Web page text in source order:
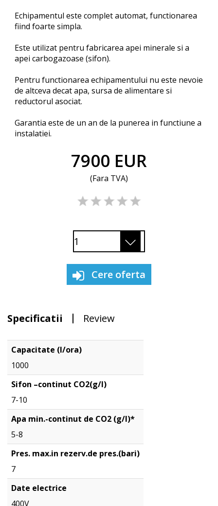
Echipamentul este complet automat, functionarea
fiind foarte simpla.
Este utilizat pentru fabricarea apei minerale si a
apei carbogazoase (sifon).
Pentru functionarea echipamentului nu este nevoie
de altceva decat apa, sursa de alimentare si
reductorul asociat.
Garantia este de un an de la punerea in functiune a
instalatiei.
7900 EUR
(Fara TVA)
Cere oferta
Specificatii Review
Capacitate (l/ora)
1000
Sifon –continut CO2(g/l)
7-10
Apa min.-continut de CO2 (g/l)*
5-8
Pres. max.in rezerv.de pres.(bari)
7
Date electrice
400V